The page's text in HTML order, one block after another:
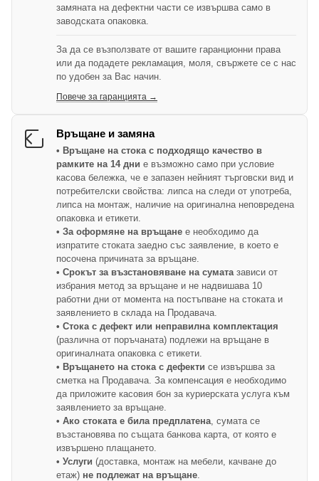
замяната на дефектни части се извършва само в
заводската опаковка.
За да се възползвате от вашите гаранционни права
или да подадете рекламация, моля, свържете се с нас
по удобен за Вас начин.
Повече за гаранцията →
Връщане и замяна
• Връщане на стока с подходящо качество в
рамките на 14 дни е възможно само при условие
касова бележка, че е запазен нейният търговски вид и
потребителски свойства: липса на следи от употреба,
липса на монтаж, наличие на оригинална неповредена
опаковка и етикети.
• За оформяне на връщане е необходимо да
изпратите стоката заедно със заявление, в което е
посочена причината за връщане.
• Срокът за възстановяване на сумата зависи от
избрания метод за връщане и не надвишава 10
работни дни от момента на постъпване на стоката и
заявлението в склада на Продавача.
• Стока с дефект или неправилна комплектация
(различна от поръчаната) подлежи на връщане в
оригиналната опаковка с етикети.
• Връщането на стока с дефекти се извършва за
сметка на Продавача. За компенсация е необходимо
да приложите касовия бон за куриерската услуга към
заявлението за връщане.
• Ако стоката е била предплатена , сумата се
възстановява по същата банкова карта, от която е
извършено плащането.
• Услуги (доставка, монтаж на мебели, качване до
етаж) не подлежат на връщане